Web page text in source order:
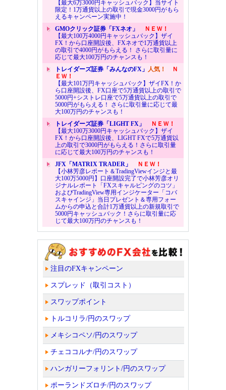
【最大6万3000円キャッシュバック】当サイト
限定！1万通貨以上の取引で現金3000円がもら
えるキャンペーン実施中！
GMOクリック証券「FXネオ」
ＮＥＷ！
【最大100万4000円キャッシュバック】ザイ
FX！から口座開設後、FXネオで1万通貨以上
の取引で4000円がもらえる！ さらに取引量に
応じて最大100万円のチャンスも！
トレイダーズ証券「みんなのFX」 人気！
Ｎ
ＥＷ！
【最大101万円キャッシュバック】ザイFX！か
ら口座開設後、FX口座で5万通貨以上の取引で
5000円+シストレ口座で5万通貨以上の取引で
5000円がもらえる！ さらに取引量に応じて最
大100万円のチャンスも！
トレイダーズ証券「LIGHT FX」
ＮＥＷ！
【最大100万3000円キャッシュバック】ザイ
FX！から口座開設後、LIGHT FXで5万通貨以
上の取引で3000円がもらえる！さらに取引量
に応じて最大100万円のチャンスも！
JFX「MATRIX TRADER」
ＮＥＷ！
【小林芳彦レポート＆TradingViewインジと最
大100万5000円】口座開設完了で小林芳彦オリ
ジナルレポート「FXスキャルピングのコツ」
およびTradingView専用インジケーター「コバ
スキャインジ」当日プレゼント＆専用フォー
ムからの申込と合計1万通貨以上の新規取引で
5000円キャッシュバック！さらに取引量に応
じて最大100万円のチャンスも！
注目のFXキャンペーン
スプレッド（取引コスト）
スワップポイント
トルコリラ/円のスワップ
メキシコペソ/円のスワップ
チェココルナ/円のスワップ
ハンガリーフォリント/円のスワップ
ポーランドズロチ/円のスワップ